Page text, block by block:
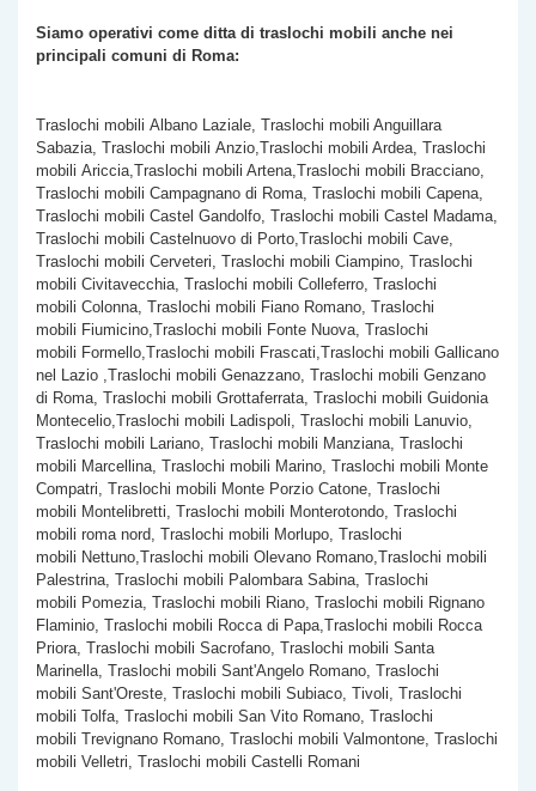
Siamo operativi come ditta di traslochi mobili anche nei
principali comuni di Roma:
Traslochi mobili Albano Laziale, Traslochi mobili Anguillara
Sabazia, Traslochi mobili Anzio,Traslochi mobili Ardea, Traslochi
mobili Ariccia,Traslochi mobili Artena,Traslochi mobili Bracciano,
Traslochi mobili Campagnano di Roma, Traslochi mobili Capena,
Traslochi mobili Castel Gandolfo, Traslochi mobili Castel Madama,
Traslochi mobili Castelnuovo di Porto,Traslochi mobili Cave,
Traslochi mobili Cerveteri, Traslochi mobili Ciampino, Traslochi
mobili Civitavecchia, Traslochi mobili Colleferro, Traslochi
mobili Colonna, Traslochi mobili Fiano Romano, Traslochi
mobili Fiumicino,Traslochi mobili Fonte Nuova, Traslochi
mobili Formello,Traslochi mobili Frascati,Traslochi mobili Gallicano
nel Lazio ,Traslochi mobili Genazzano, Traslochi mobili Genzano
di Roma, Traslochi mobili Grottaferrata, Traslochi mobili Guidonia
Montecelio,Traslochi mobili Ladispoli, Traslochi mobili Lanuvio,
Traslochi mobili Lariano, Traslochi mobili Manziana, Traslochi
mobili Marcellina, Traslochi mobili Marino, Traslochi mobili Monte
Compatri, Traslochi mobili Monte Porzio Catone, Traslochi
mobili Montelibretti, Traslochi mobili Monterotondo, Traslochi
mobili roma nord, Traslochi mobili Morlupo, Traslochi
mobili Nettuno,Traslochi mobili Olevano Romano,Traslochi mobili
Palestrina, Traslochi mobili Palombara Sabina, Traslochi
mobili Pomezia, Traslochi mobili Riano, Traslochi mobili Rignano
Flaminio, Traslochi mobili Rocca di Papa,Traslochi mobili Rocca
Priora, Traslochi mobili Sacrofano, Traslochi mobili Santa
Marinella, Traslochi mobili Sant'Angelo Romano, Traslochi
mobili Sant'Oreste, Traslochi mobili Subiaco, Tivoli, Traslochi
mobili Tolfa, Traslochi mobili San Vito Romano, Traslochi
mobili Trevignano Romano, Traslochi mobili Valmontone, Traslochi
mobili Velletri, Traslochi mobili Castelli Romani